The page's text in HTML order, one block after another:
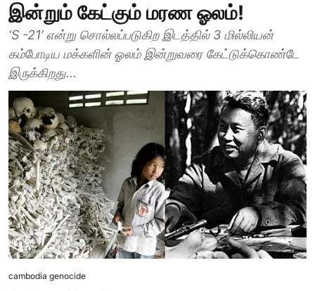
இன்றும் கேட்கும் மரண ஓலம்!
‘S -21’ என்று சொல்லப்படுகிற இடத்தில் 3 மில்லியன்
கம்போடிய மக்களின் ஓலம் இன்றுவரை கேட்டுக்கொண்டே
இருக்கிறது...
cambodia genocide